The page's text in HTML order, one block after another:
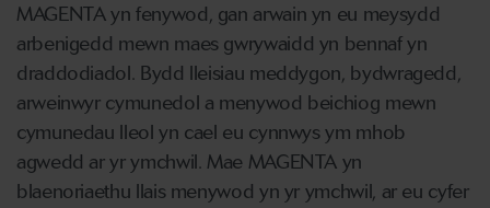
MAGENTA yn fenywod, gan arwain yn eu meysydd
arbenigedd mewn maes gwrywaidd yn bennaf yn
draddodiadol. Bydd lleisiau meddygon, bydwragedd,
arweinwyr cymunedol a menywod beichiog mewn
cymunedau lleol yn cael eu cynnwys ym mhob
agwedd ar yr ymchwil. Mae MAGENTA yn
blaenoriaethu llais menywod yn yr ymchwil, ar eu cyfer